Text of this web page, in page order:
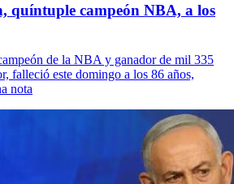
quíntuple campeón NBA, a los
de la NBA y ganador de mil 335
falleció este domingo a los 86 años,
nota